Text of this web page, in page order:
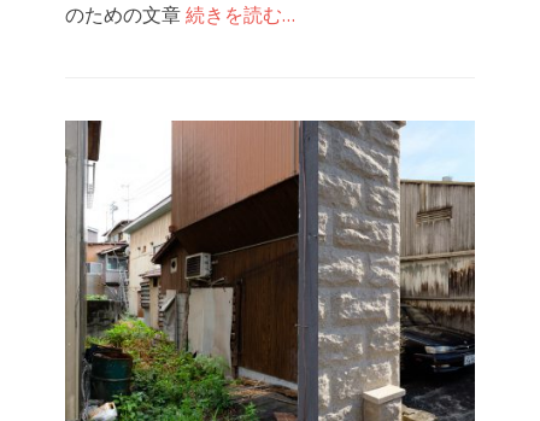
のための文章続きを読む…